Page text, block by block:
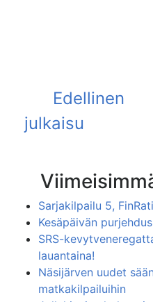
Sarjakilpailu 5,
Kesäpäivän
SRS-
lauantaina!
Näsijärven uudet
matkakilpailuihin